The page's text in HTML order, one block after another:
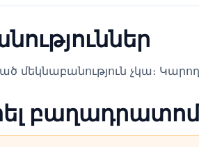
մեկնաբանություն չկա։ Կարող